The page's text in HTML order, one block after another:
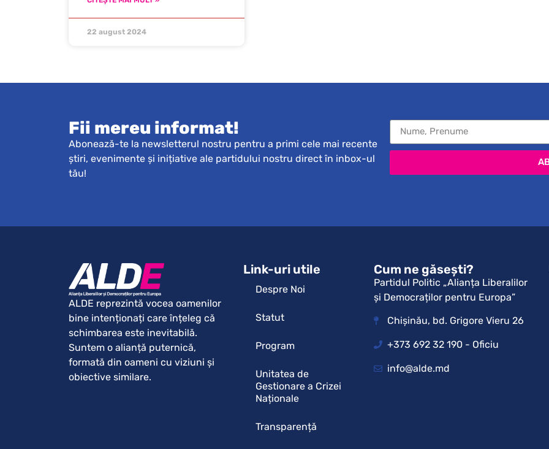
22 august 2024
Fii mereu informat!
Abonează-te la newsletterul nostru pentru a primi cele mai recente
știri, evenimente și inițiative ale partidului nostru direct în inbox-ul
tău!
ALDE reprezintă vocea oamenilor
bine intenționați care înțeleg că
schimbarea este inevitabilă.
Suntem o alianță puternică,
formată din oameni cu viziuni și
obiective similare.
Link-uri utile
Despre Noi
Statut
Program
Unitatea de
Gestionare a Crizei
Naționale
Transparență
Cum ne găsești?
Partidul Politic „Alianța Liberalilor
și Democraților pentru Europa”
Chișinău, bd. Grigore Vieru 26
+373 692 32 190 - Oficiu
info@alde.md